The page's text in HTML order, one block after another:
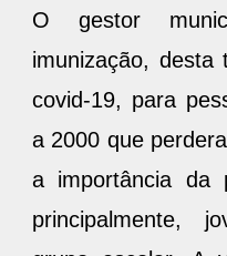
O gestor
imunização,
covid-19, para
a 2000 que
a importância da
principalmente,